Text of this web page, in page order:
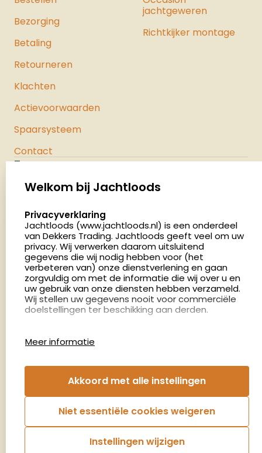
Bezorging
Betaling
Retourneren
Klachten
Actievoorwaarden
Spaarsysteem
Contact
jachtgeweren
Richtkijker montage
Palenrij 1
Nederland
4.8
2879 beoordelingen
Openingstijden
Dinsdag en donderdag: 13:00 - 17:00 én 18:00 - 21:00
uur
Afspraak maken
Nieuwsbrief
€5,- kortingsbon voor uw volgende bestelling.
Blijf op de hoogte van het laatste nieuws
Welkom bij Jachtloods
select language
Privacyverklaring
Jachtloods (www.jachtloods.nl) is een onderdeel
van Dekkers Trading. Jachtloods geeft veel om uw
privacy. Wij verwerken daarom uitsluitend
gegevens die wij nodig hebben voor (het
verbeteren van) onze dienstverlening en gaan
zorgvuldig om met de informatie die wij over u en
uw gebruik van onze diensten hebben verzameld.
Wij stellen uw gegevens nooit voor commerciële
doelstellingen ter beschikking aan derden.
gebruiken en hoe effectief de Adwords-
advertenties van Dekkers trading bij Google
zoekresultaatpagina’s zijn. De aldus verkregen
informatie wordt, met inbegrip van het adres van
uw computer (IP-adres), overgebracht naar en
door Google opgeslagen op servers in de
Verenigde Staten. Lees het privacybeleid van
Meer informatie
Akkoord met alle instellingen
Niet essentiële cookies weigeren
Instellingen wijzigen